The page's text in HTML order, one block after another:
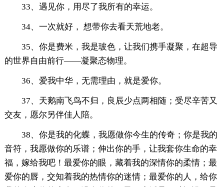
33、遇见你，用尽了我所有的幸运。
34、一次就好， 想带你去看天荒地老。
35、你是费米，我是玻色，让我们携手凝聚，在超导
的世界自由前行——凝聚态物理。
36、爱我中华，无需理由，就是爱你。
37、天鹅南飞鸟不归，良辰少点两相随；受尽辛苦又
交友，愿尔另伴佳人陪。
38、你是我的化蝶，我愿做你今生的传奇；你是我的
音符，我愿做你的乐谱；伸出你的手，让我套你生命的幸
福，嫁给我吧！最爱你的眼，藏着我的深情你的柔情；最
爱你的唇，交知着我的热情你的迷情；最爱你的人，给你